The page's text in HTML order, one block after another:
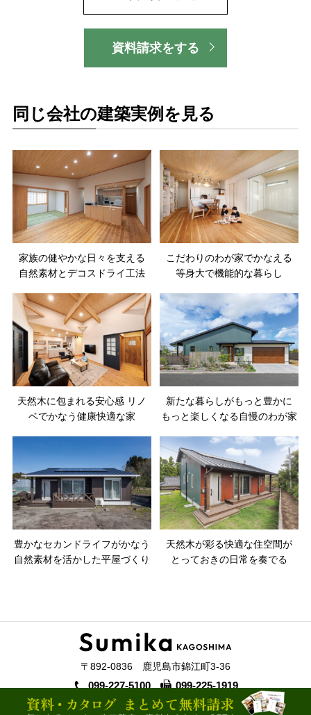
資料請求をする
同じ会社の建築実例を見る
家族の健やかな日々を支える
自然素材とデコスドライ工法
こだわりのわが家でかなえる
等身大で機能的な暮らし
天然木に包まれる安心感 リノ
ベでかなう健康快適な家
新たな暮らしがもっと豊かに
もっと楽しくなる自慢のわが家
豊かなセカンドライフがかなう
自然素材を活かした平屋づくり
天然木が彩る快適な住空間が
とっておきの日常を奏でる
〒892-0836 鹿児島市錦江町3-36
099-227-5100 099-225-1919